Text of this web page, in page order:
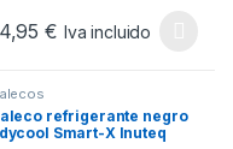
€ Iva incluido
producto tiene múltiples
refrigerante negro
Smart-X Inuteq